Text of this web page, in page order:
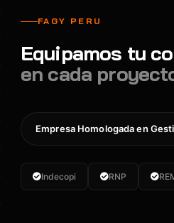
FAGY PERU
Equipamos tu
en cada
Empresa Homologada en
Indecopi RNP